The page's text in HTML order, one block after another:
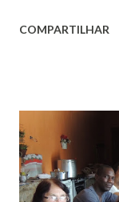
fundador que ele
ver-nos fazendo
ligarmos para ele
Bandeira, que
coisa bem louca e
COMPARTILHAR